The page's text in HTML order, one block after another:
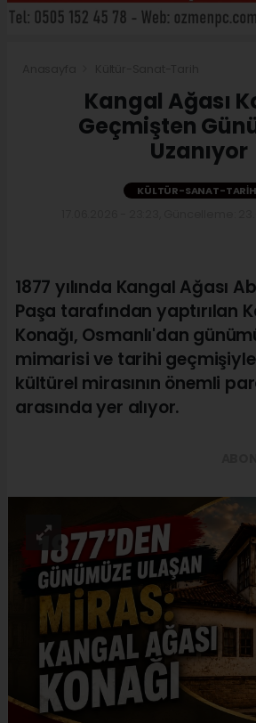
Kangal Ağası
Geçmişten
Uzanıyor
KÜLTÜR-SANAT-TARIH
1877 yılında Kangal Ağası
Paşa tarafından yaptırılan
Konağı, Osmanlı'dan
mimarisi ve tarihi geçmişiyle
kültürel mirasının önemli
arasında yer alıyor.